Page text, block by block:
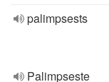
palimpsests
Palimpseste